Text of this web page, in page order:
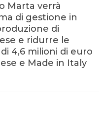
Marta verrà
di gestione in
di
e ridurre le
4,6 milioni di euro
e Made in Italy